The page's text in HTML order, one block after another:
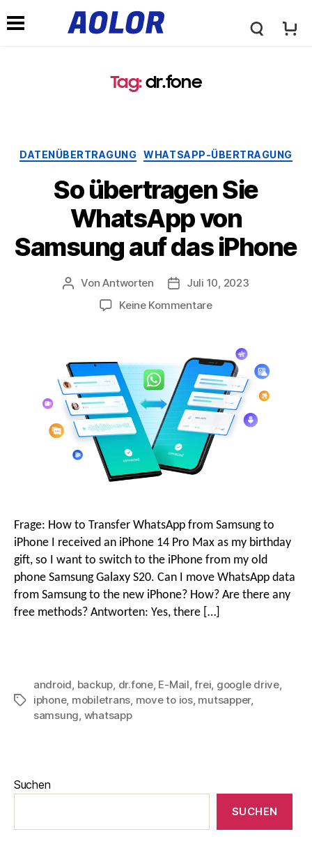
m
A
o
r
-
L
g
o
Tag: dr.fone
DATENÜBERTRAGUNG WHATSAPP-ÜBERTRAGUNG
So übertragen Sie
WhatsApp von
Samsung auf das iPhone
VonAntworten
Juli 10, 2023
Keine Kommentare
Frage: How to Transfer WhatsApp from Samsung to
iPhone I received an iPhone 14 Pro Max as my birthday
gift, so I want to switch to the iPhone from my old
phone Samsung Galaxy S20. Can I move WhatsApp data
from Samsung to the new iPhone? How? Are there any
free methods? Antworten: Yes, there […]
android, backup, dr.fone, E-Mail,frei, google drive,
iphone, mobiletrans, move to ios, mutsapper,
samsung, whatsapp
Suchen
SUCHEN